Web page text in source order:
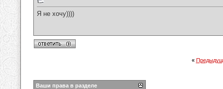
Я не хочу))))
«
Ваши права в разделе